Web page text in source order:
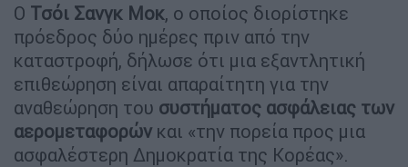
Ο Τσόι Σανγκ Μοκ, ο οποίος διορίστηκε
πρόεδρος δύο ημέρες πριν από την
καταστροφή, δήλωσε ότι μια εξαντλητική
επιθεώρηση είναι απαραίτητη για την
αναθεώρηση του συστήματος ασφάλειας των
αερομεταφορών και «την πορεία προς μια
ασφαλέστερη Δημοκρατία της Κορέας».